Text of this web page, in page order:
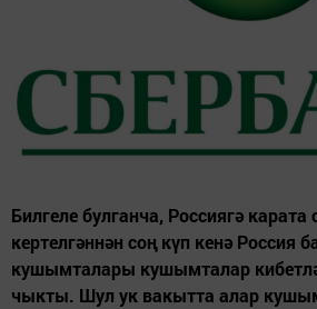
Билгеле булганча, Россиягә карата
кертелгәннән соң күп кенә Россия
кушымталары кушымталар
чыкты. Шул ук вакытта алар